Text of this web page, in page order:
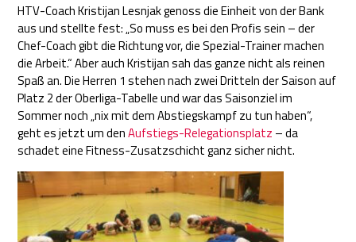
HTV-Coach Kristijan Lesnjak genoss die Einheit von der Bank
aus und stellte fest: „So muss es bei den Profis sein – der
Chef-Coach gibt die Richtung vor, die Spezial-Trainer machen
die Arbeit.“ Aber auch Kristijan sah das ganze nicht als reinen
Spaß an. Die Herren 1 stehen nach zwei Dritteln der Saison auf
Platz 2 der Oberliga-Tabelle und war das Saisonziel im
Sommer noch „nix mit dem Abstiegskampf zu tun haben“,
geht es jetzt um denAufstiegs-Relegationsplatz – da
schadet eine Fitness-Zusatzschicht ganz sicher nicht.